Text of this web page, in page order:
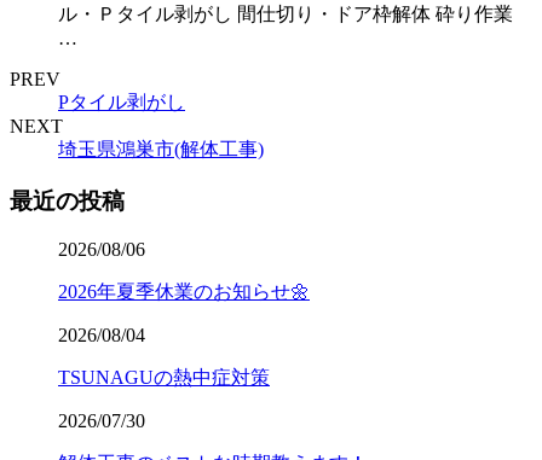
ル・Ｐタイル剥がし 間仕切り・ドア枠解体 砕り作業
…
PREV
Pタイル剥がし
NEXT
埼玉県鴻巣市(解体工事)
最近の投稿
2026/08/06
2026年夏季休業のお知らせ🌼
2026/08/04
TSUNAGUの熱中症対策
2026/07/30